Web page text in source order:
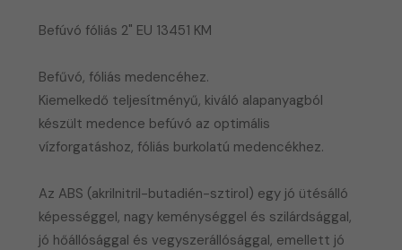
Befúvó fóliás 2" EU 13451 KM
​Befűvó, fóliás medencéhez.
Kiemelkedő teljesítményű, kiváló alapanyagból
készült medence befúvó az optimális
vízforgatáshoz, fóliás burkolatú medencékhez.
Az ABS (akrilnitril-butadién-sztirol) egy jó ütésálló
képességgel, nagy keménységgel és szilárdsággal,
jó hőállósággal és vegyszerállósággal, emellett jó